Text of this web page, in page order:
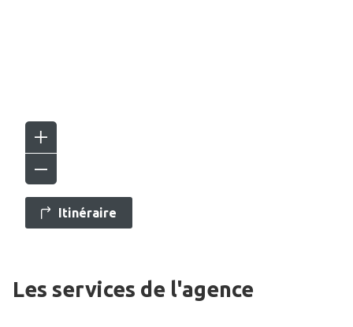
Itinéraire
Les services de l'agence